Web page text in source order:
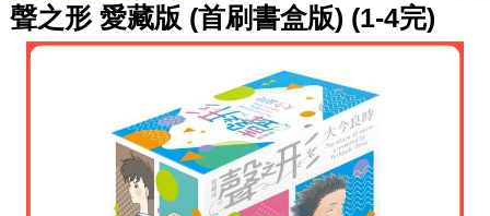
聲之形 愛藏版 (首刷書盒版) (1-4完)